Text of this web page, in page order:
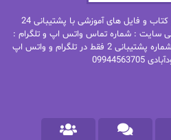
بیتا فرخی
پرتو فرهمند
پرستو اسحقی
پرهام رسولی
سایت اخودان مرجع کامل رمان و کتاب و فایل های آموزشی با پشتیبانی 24
سایت : شماره تماس واتس اپ و تلگرام :
عباس علی میرزائی 09221706572 شماره پشتیبانی 2 فقط در تلگرام و واتس اپ